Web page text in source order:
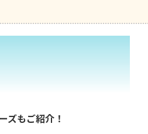
ズもご紹介！